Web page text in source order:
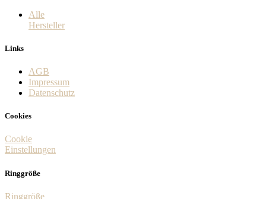
Alle
Hersteller
Links
AGB
Impressum
Datenschutz
Cookies
Cookie
Einstellungen
Ringgröße
Ringgröße